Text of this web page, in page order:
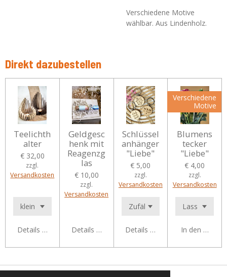
Verschiedene Motive
wählbar. Aus Lindenholz.
Direkt dazubestellen
Teelichth
alter
€ 32,00
zzgl.
Versandkosten
Details anzeigen
Geldgesc
henk mit
Reagenzg
las
€ 10,00
zzgl.
Versandkosten
Details anzeigen
Schlüssel
anhänger
"Liebe"
€ 5,00
zzgl.
Versandkosten
Details anzeigen
Verschiedene
Motive
Blumens
tecker
"Liebe"
€ 4,00
zzgl.
Versandkosten
In den